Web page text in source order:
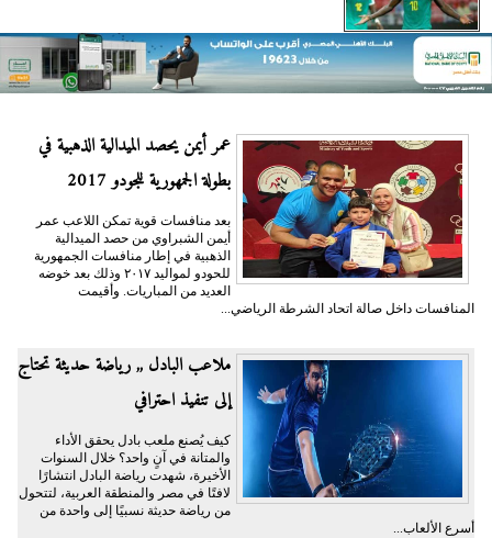
عمر أيمن يحصد الميدالية الذهبية في
بطولة الجمهورية للجودو 2017
بعد منافسات قوية تمكن اللاعب عمر
أيمن الشبراوي من حصد الميدالية
الذهبية في إطار منافسات الجمهورية
للحودو لمواليد ٢٠١٧ وذلك بعد خوضه
العديد من المباريات. وأقيمت
المنافسات داخل صالة اتحاد الشرطة الرياضي...
ملاعب البادل ,, رياضة حديثة تحتاج
إلى تنفيذ احترافي
كيف يُصنع ملعب بادل يحقق الأداء
والمتانة في آنٍ واحد؟ خلال السنوات
الأخيرة، شهدت رياضة البادل انتشارًا
لافتًا في مصر والمنطقة العربية، لتتحول
من رياضة حديثة نسبيًا إلى واحدة من
أسرع الألعاب...